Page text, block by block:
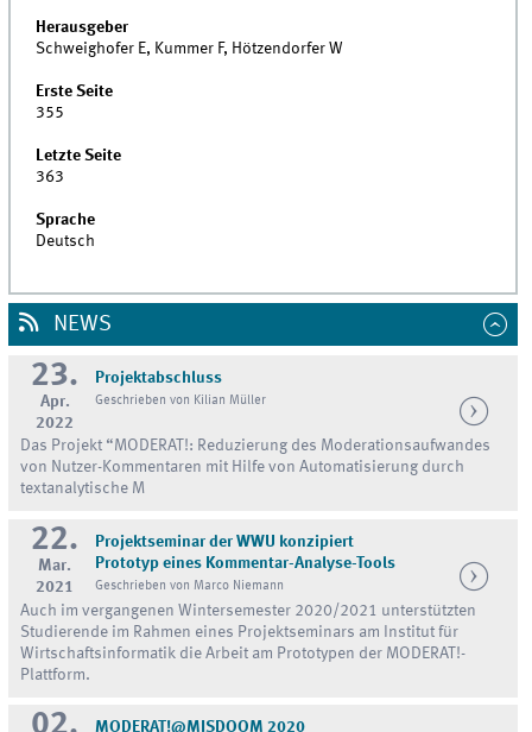
Herausgeber
Schweighofer E, Kummer F, Hötzendorfer W
Erste Seite
355
Letzte Seite
363
Sprache
Deutsch
NEWS
23.
Apr.
2022
Projektabschluss
Geschrieben von Kilian Müller
Das Projekt “MODERAT!: Reduzierung des Moderationsaufwandes
von Nutzer-Kommentaren mit Hilfe von Automatisierung durch
textanalytische M
22.
Mar.
2021
Projektseminar der WWU konzipiert
Prototyp eines Kommentar-Analyse-Tools
Geschrieben von Marco Niemann
Auch im vergangenen Wintersemester 2020/2021 unterstützten
Studierende im Rahmen eines Projektseminars am Institut für
Wirtschaftsinformatik die Arbeit am Prototypen der MODERAT!-
Plattform.
MODERAT!@MISDOOM 2020